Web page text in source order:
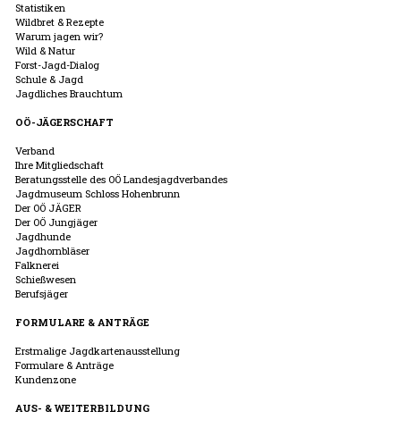
Statistiken
Wildbret & Rezepte
Warum jagen wir?
Wild & Natur
Forst-Jagd-Dialog
Schule & Jagd
Jagdliches Brauchtum
OÖ-JÄGERSCHAFT
Verband
Ihre Mitgliedschaft
Beratungsstelle des OÖ Landesjagdverbandes
Jagdmuseum Schloss Hohenbrunn
Der OÖ JÄGER
Der OÖ Jungjäger
Jagdhunde
Jagdhornbläser
Falknerei
Schießwesen
Berufsjäger
FORMULARE & ANTRÄGE
Erstmalige Jagdkartenausstellung
Formulare & Anträge
Kundenzone
AUS- & WEITERBILDUNG